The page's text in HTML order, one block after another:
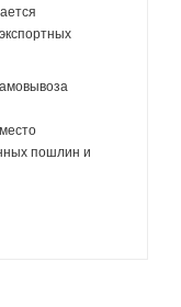
пошлин и